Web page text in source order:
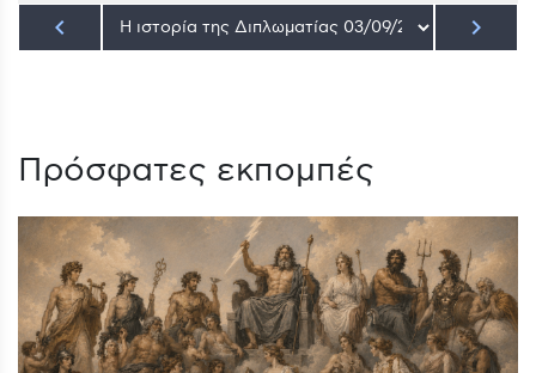
keyboard_arrow_left keyboard_arrow_right
Πρόσφατες εκπομπές